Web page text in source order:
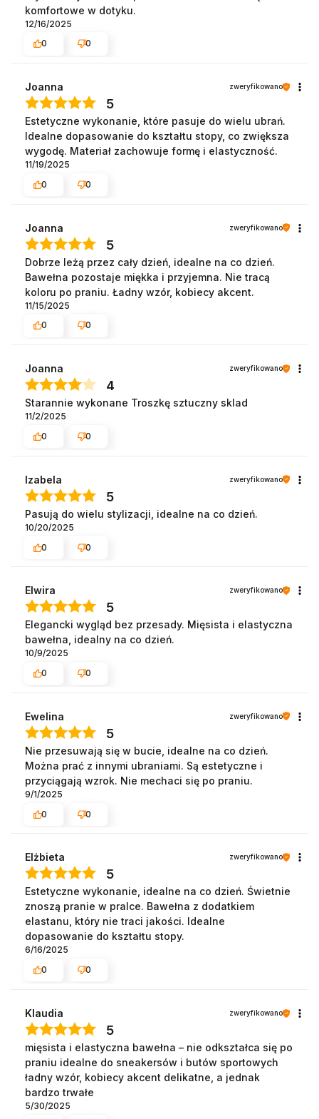
komfortowe w dotyku.
12/16/2025
0
0
Joanna zweryfikowano
5
Estetyczne wykonanie, które pasuje do wielu ubrań.
Idealne dopasowanie do kształtu stopy, co zwiększa
wygodę. Materiał zachowuje formę i elastyczność.
11/19/2025
0
0
Joanna zweryfikowano
5
Dobrze leżą przez cały dzień, idealne na co dzień.
Bawełna pozostaje miękka i przyjemna. Nie tracą
koloru po praniu. Ładny wzór, kobiecy akcent.
11/15/2025
0
0
Joanna zweryfikowano
4
Starannie wykonane Troszkę sztuczny sklad
11/2/2025
0
0
Izabela zweryfikowano
5
Pasują do wielu stylizacji, idealne na co dzień.
10/20/2025
0
0
Elwira zweryfikowano
5
Elegancki wygląd bez przesady. Mięsista i elastyczna
bawełna, idealny na co dzień.
10/9/2025
0
0
Ewelina zweryfikowano
5
Nie przesuwają się w bucie, idealne na co dzień.
Można prać z innymi ubraniami. Są estetyczne i
przyciągają wzrok. Nie mechaci się po praniu.
9/1/2025
0
0
Elżbieta zweryfikowano
5
Estetyczne wykonanie, idealne na co dzień. Świetnie
znoszą pranie w pralce. Bawełna z dodatkiem
elastanu, który nie traci jakości. Idealne
dopasowanie do kształtu stopy.
6/16/2025
0
0
Klaudia zweryfikowano
5
mięsista i elastyczna bawełna – nie odkształca się po
praniu idealne do sneakersów i butów sportowych
ładny wzór, kobiecy akcent delikatne, a jednak
bardzo trwałe
5/30/2025